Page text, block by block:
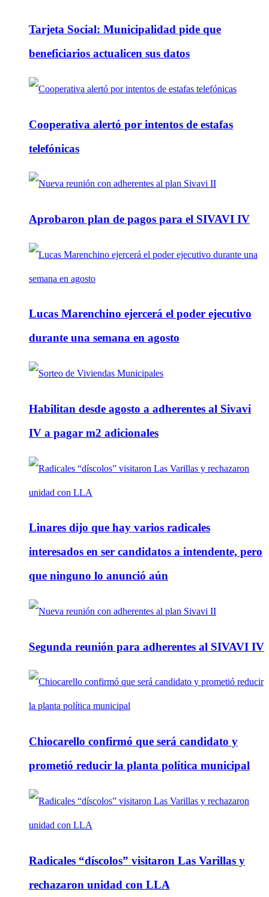
Tarjeta Social: Municipalidad pide que
beneficiarios actualicen sus datos
Cooperativa alertó por intentos de estafas
telefónicas
Aprobaron plan de pagos para el SIVAVI IV
Lucas Marenchino ejercerá el poder ejecutivo
durante una semana en agosto
Habilitan desde agosto a adherentes al Sivavi
IV a pagar m2 adicionales
Linares dijo que hay varios radicales
interesados en ser candidatos a intendente, pero
que ninguno lo anunció aún
Segunda reunión para adherentes al SIVAVI IV
Chiocarello confirmó que será candidato y
prometió reducir la planta política municipal
Radicales “díscolos” visitaron Las Varillas y
rechazaron unidad con LLA